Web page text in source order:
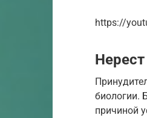
https://
Нерест
биологии.
причиной